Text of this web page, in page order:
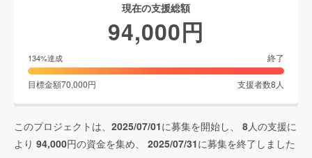
現在の支援総額
94,000円
134%達成 終了
目標金額70,000円 支援者数8 人
このプロジェクトは、 2025/07/01に募集を開始し、 8人の支援に
より 94,000円の資金を集め、 2025/07/31に募集を終了しました